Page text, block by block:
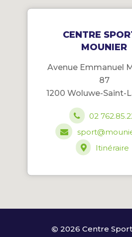
CENTRE
MOUNIER
Avenue Emmanuel
87
1200 Woluwe-Saint-
02
Itinéraire
2026 Centre